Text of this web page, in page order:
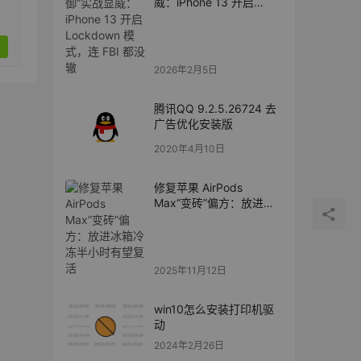
2026年2月5日
腾讯QQ 9.2.5.26724 去
广告优化安装版
2020年4月10日
修复苹果 AirPods
Max“变砖”偏方：放进冰
2025年11月12日
win10怎么安装打印机驱
动
2024年2月26日